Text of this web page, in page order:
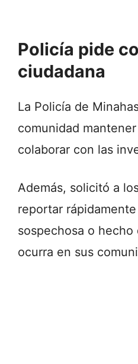
Policía pide
ciudadana
La Policía de
comunidad
colaborar con las
Además, solicitó a
reportar
sospechosa o
ocurra en sus